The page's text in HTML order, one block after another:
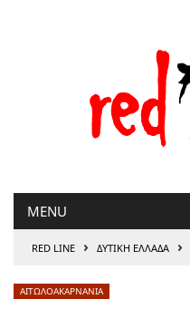
MENU
RED LINE › ΔΥΤΙΚΗ ΕΛΛΑΔΑ ›
ΑΙΤΩΛΟΑΚΑΡΝΑΝΊΑ